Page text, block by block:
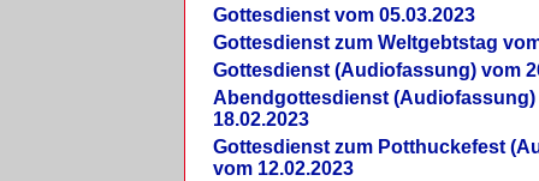
Gottesdienst vom 05.03.2023
Gottesdienst zum Weltgebtstag
Gottesdienst (Audiofassung) vom
Abendgottesdienst (Audiofassung)
18.02.2023
Gottesdienst zum Potthuckefest
vom 12.02.2023